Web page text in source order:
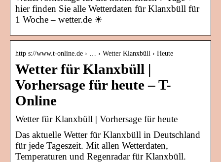
hier finden Sie alle Wetterdaten für Klanxbüll für
1 Woche – wetter.de ☀
http s://www.t-online.de › … › Wetter Klanxbüll › Heute
Wetter für Klanxbüll |
Vorhersage für heute – T-
Online
Wetter für Klanxbüll | Vorhersage für heute
Das aktuelle Wetter für Klanxbüll in Deutschland
für jede Tageszeit. Mit allen Wetterdaten,
Temperaturen und Regenradar für Klanxbüll.